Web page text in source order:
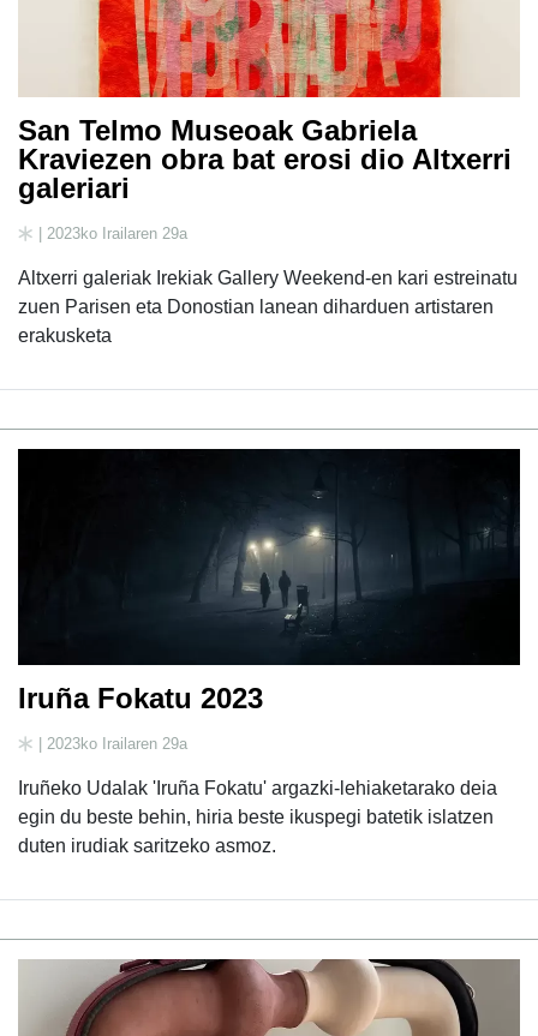
San Telmo Museoak Gabriela
Kraviezen obra bat erosi dio Altxerri
galeriari
| 2023ko Irailaren 29a
Altxerri galeriak Irekiak Gallery Weekend-en kari estreinatu
zuen Parisen eta Donostian lanean diharduen artistaren
erakusketa
Iruña Fokatu 2023
| 2023ko Irailaren 29a
Iruñeko Udalak 'Iruña Fokatu' argazki-lehiaketarako deia
egin du beste behin, hiria beste ikuspegi batetik islatzen
duten irudiak saritzeko asmoz.